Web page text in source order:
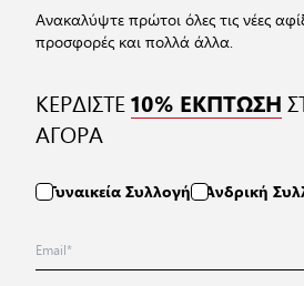
Ανακαλύψτε πρώτοι όλες τις νέες
προσφορές και πολλά άλλα.
ΚΕΡΔΙΣΤΕ10% ΕΚΠΤΩΣΗ
ΑΓΟΡΑ
Γυναικεία Συλλογή Ανδρική